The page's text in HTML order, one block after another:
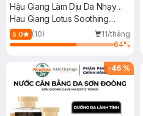
Hậu Giang Làm Dịu Da Nhạy
Cảm 500ml
Hau Giang Lotus Soothing
Toner
5.0 (10)
11/tháng
64%
-46 %